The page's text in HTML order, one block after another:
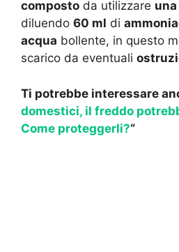
composto da utilizzare una
diluendo 60 ml di
acqua bollente, in questo
scarico da eventuali
Ti potrebbe interessare
domestici, il freddo
Come proteggerli?“